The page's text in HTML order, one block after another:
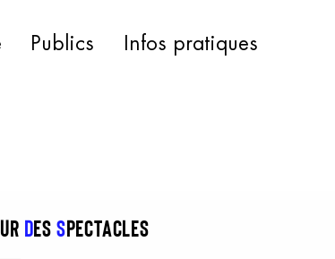
Publics Infos pratiques
DES SPECTACLES